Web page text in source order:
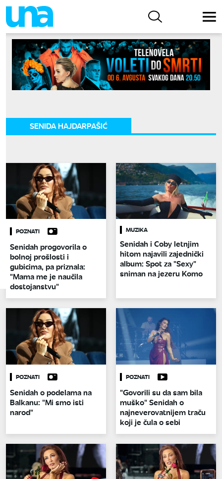
SENIDA HAJDARPAŠIĆ
POZNATI
Senidah progovorila o
bolnoj prošlosti i
gubicima, pa priznala:
"Mama me je naučila
dostojanstvu"
MUZIKA
Senidah i Coby letnjim
hitom najavili zajednički
album: Spot za "Sexy"
sniman na jezeru Komo
POZNATI
Senidah o podelama na
Balkanu: "Mi smo isti
narod"
POZNATI
"Govorili su da sam bila
muško" Senidah o
najneverovatnijem traču
koji je čula o sebi